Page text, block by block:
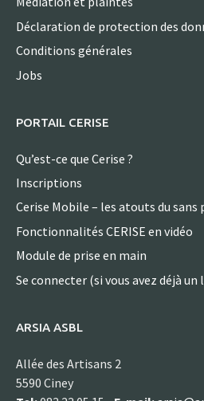
Déclaration de protection des
Conditions générales
Jobs
PORTAIL CERISE
Qu’est-ce que Cerise ?
Inscriptions
Cerise Mobile – les atouts du sans
Fonctionnalités CERISE en vidéo
Module de prise en main
Se connecter (si vous avez déjà un
ARSIA ASBL
Allée des Artisans 2
5590 Ciney